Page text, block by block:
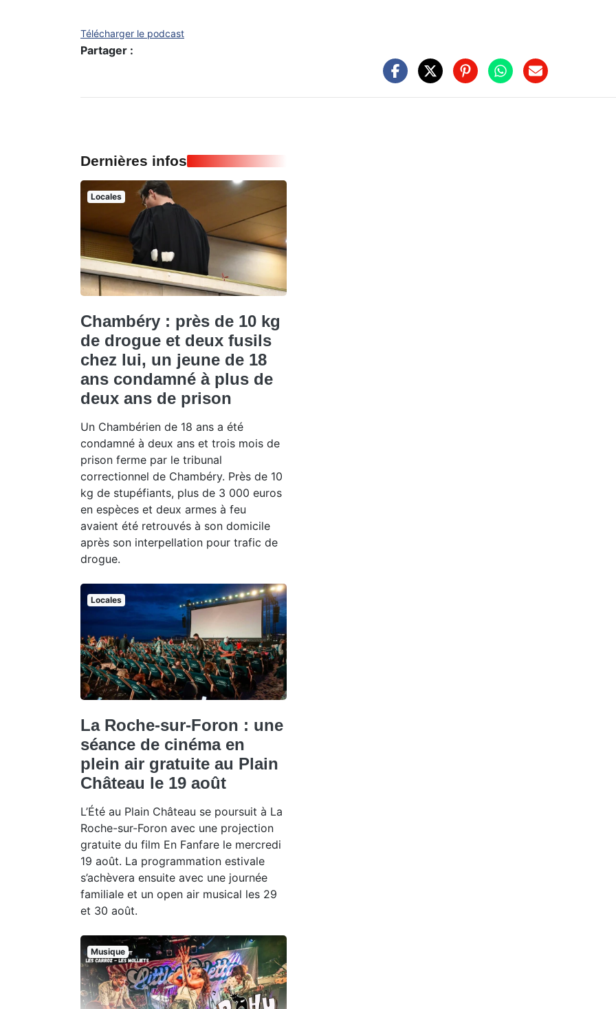
Télécharger le podcast
Partager :
Dernières infos
Locales
Chambéry : près de 10 kg
de drogue et deux fusils
chez lui, un jeune de 18
ans condamné à plus de
deux ans de prison
Un Chambérien de 18 ans a été
condamné à deux ans et trois mois de
prison ferme par le tribunal
correctionnel de Chambéry. Près de 10
kg de stupéfiants, plus de 3 000 euros
en espèces et deux armes à feu
avaient été retrouvés à son domicile
après son interpellation pour trafic de
drogue.
Locales
La Roche-sur-Foron : une
séance de cinéma en
plein air gratuite au Plain
Château le 19 août
L’Été au Plain Château se poursuit à La
Roche-sur-Foron avec une projection
gratuite du film En Fanfare le mercredi
19 août. La programmation estivale
s’achèvera ensuite avec une journée
familiale et un open air musical les 29
et 30 août.
Musique